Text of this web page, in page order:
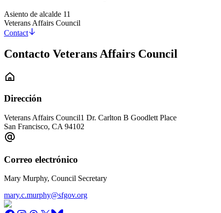
Asiento de alcalde 11
Veterans Affairs Council
Contact
Contacto Veterans Affairs Council
Dirección
Veterans Affairs Council1 Dr. Carlton B Goodlett Place
San Francisco, CA 94102
Correo electrónico
Mary Murphy, Council Secretary
mary.c.murphy@sfgov.org